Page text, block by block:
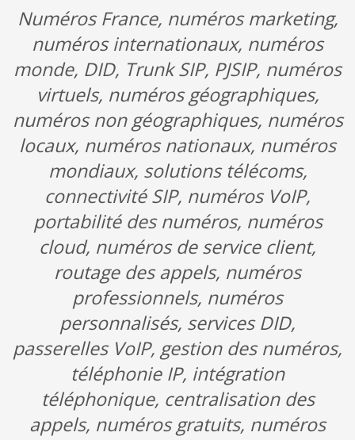
Numéros France, numéros marketing,
numéros internationaux, numéros
monde, DID, Trunk SIP, PJSIP, numéros
virtuels, numéros géographiques,
numéros non géographiques, numéros
locaux, numéros nationaux, numéros
mondiaux, solutions télécoms,
connectivité SIP, numéros VoIP,
portabilité des numéros, numéros
cloud, numéros de service client,
routage des appels, numéros
professionnels, numéros
personnalisés, services DID,
passerelles VoIP, gestion des numéros,
téléphonie IP, intégration
téléphonique, centralisation des
appels, numéros gratuits, numéros